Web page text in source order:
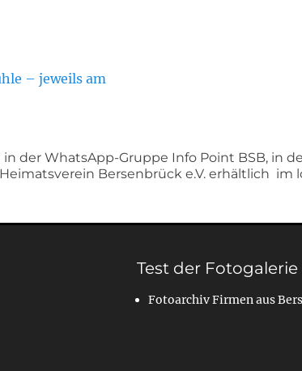
– jeweils am
der WhatsApp-Gruppe Info Point BSB, in
Bersenbrück e.V. erhältlich im
Test der
Fotoarchiv Firmen aus